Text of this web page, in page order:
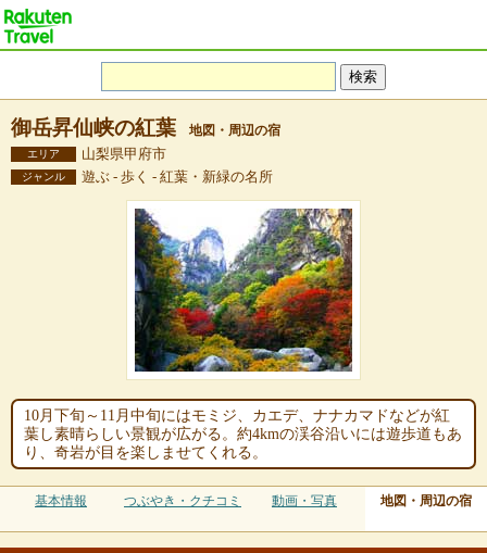
御岳昇仙峡の紅葉 地図・周辺の宿
エリア 山梨県甲府市
ジャンル 遊ぶ - 歩く - 紅葉・新緑の名所
10月下旬～11月中旬にはモミジ、カエデ、ナナカマドなどが紅
葉し素晴らしい景観が広がる。約4kmの渓谷沿いには遊歩道もあ
り、奇岩が目を楽しませてくれる。
基本情報 つぶやき・クチコミ 動画・写真 地図・周辺の宿